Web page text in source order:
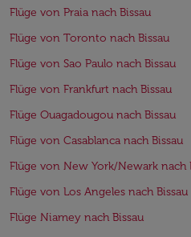
Flüge von Praia nach Bissau
Flüge von Toronto nach Bissau
Flüge von Sao Paulo nach Bissau
Flüge von Frankfurt nach Bissau
Flüge Ouagadougou nach Bissau
Flüge von Casablanca nach Bissau
Flüge von New York/Newark nach
Flüge von Los Angeles nach Bissau
Flüge Niamey nach Bissau